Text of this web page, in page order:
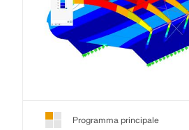
Programma principale